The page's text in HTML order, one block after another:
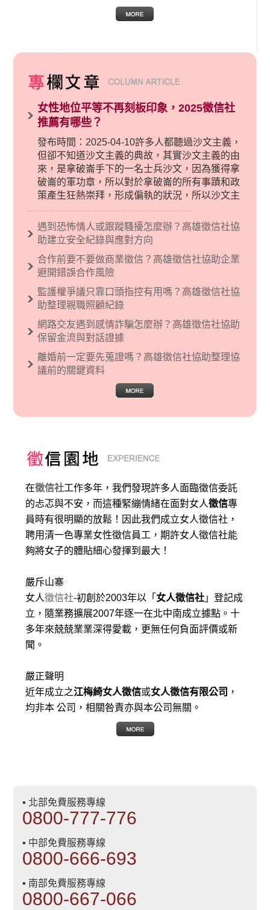
女性地位平等不再刻板印象，2025徵信社
推薦有哪些？
發布時間：2025-04-10許多人都聽過沙文主義，
但卻不知道沙文主義的典故，其實沙文主義的由
來，是拿破崙手下的一名士兵沙文，因為獲得拿
破崙的軍功章，所以對於拿破崙的所有事蹟和政
策產生狂熱崇拜，形成偏執的狀況，所以沙文主
義後來就被拿來暗指偏見和歧視，而且有沙文主
義傾向的人，通常對於自己的國家和民族有超強
烈的卓越感，因而瞧不起其他國家的人，所以沙
現了男性沙文…
遇到恐怖情人或跟蹤騷擾怎麼辦？高雄徵信社協
助建立安全紀錄與應對方向
合作前要不要做商業徵信？高雄徵信社協助企業
避開錯誤合作風險
監護權爭議只靠口頭指控有用嗎？高雄徵信社協
助整理親職照顧紀錄
網路交友遇到感情詐騙怎麼辦？高雄徵信社協助
保留金流與對話證據
離婚前一定要先蒐證嗎？高雄徵信社協助整理協
議前的關鍵資料
在徵信社工作多年，我們發現許多人面臨徵信委託
的忐忑與不安，而這種緊繃情緒在面對女人徵信專
員時有很明顯的放鬆！因此我們成立女人徵信社，
聘用清一色專業女性徵信員工，期許女人徵信社能
夠將女子的體貼細心發揮到最大 ！
嚴斥山寨
女人徵信社-初創於2003年以「 女人徵信社 」登記成
立，隨業務擴展2007年逐一在北中南成立據點。十
多年來兢兢業業深得愛載，更無任何負面評價或新
聞。
嚴正聲明
近年成立之江梅綺女人徵信或女人徵信有限公司 ，
均非本 公司，相關咎責亦與本公司無關。
▪ 北部免費服務專線
0800-777-776
▪ 中部免費服務專線
0800-666-693
▪ 南部免費服務專線
0800-667-066